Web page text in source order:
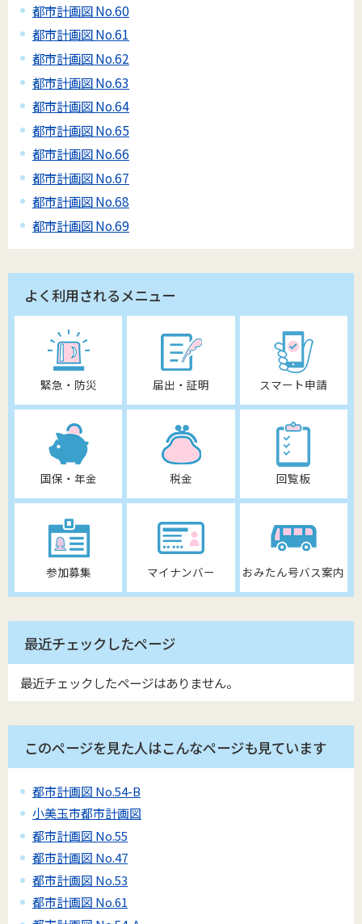
都市計画図 No.60
都市計画図 No.61
都市計画図 No.62
都市計画図 No.63
都市計画図 No.64
都市計画図 No.65
都市計画図 No.66
都市計画図 No.67
都市計画図 No.68
都市計画図 No.69
よく利用されるメニュー
緊急・防災 届出・証明 スマート申請
国保・年金 税金 回覧板
参加募集 マイナンバー おみたん号バス案内
最近チェックしたページ
最近チェックしたページはありません。
このページを見た人はこんなページも見ています
都市計画図 No.54-B
小美玉市都市計画図
都市計画図 No.55
都市計画図 No.47
都市計画図 No.53
都市計画図 No.61